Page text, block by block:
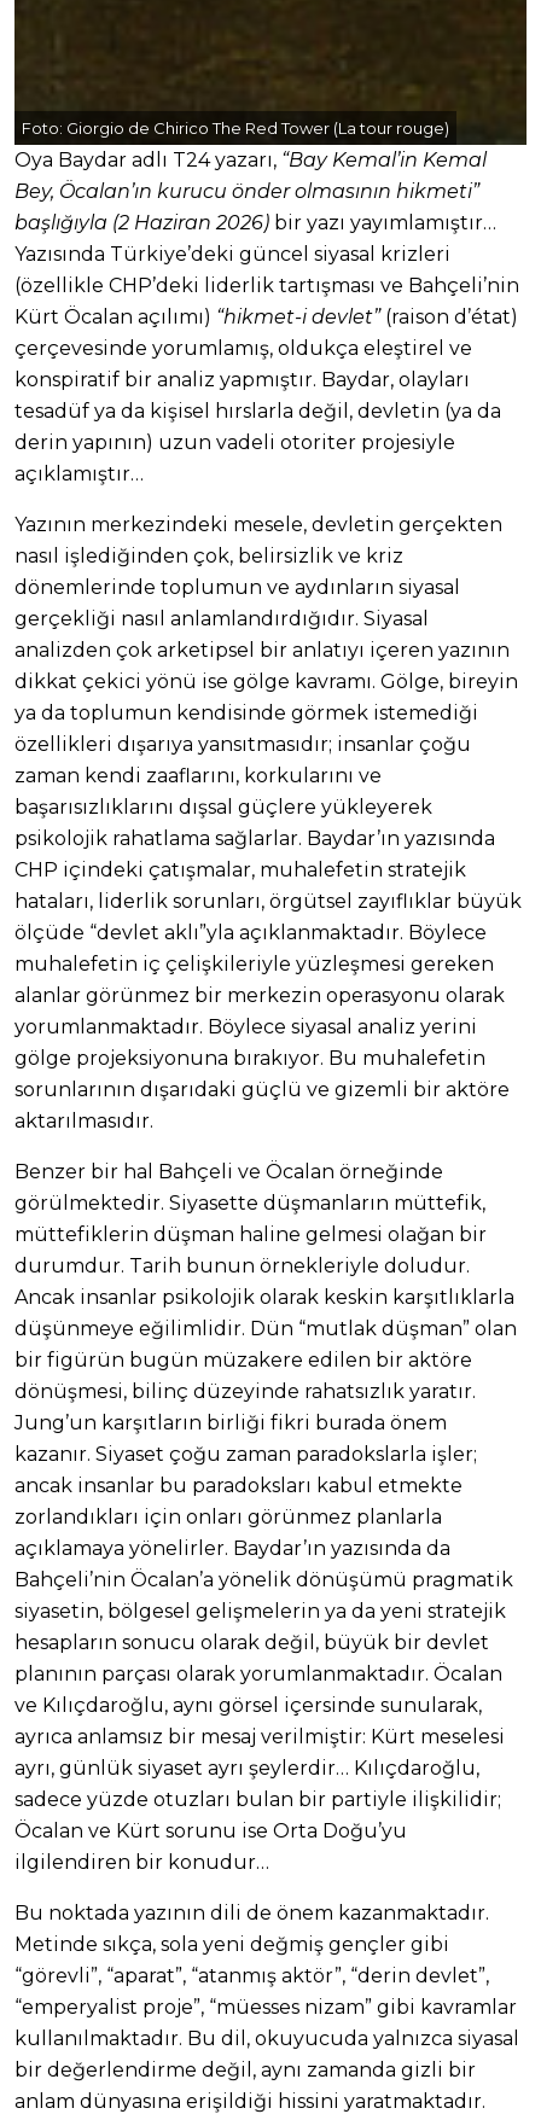
Foto: Giorgio de Chirico The Red Tower (La tour rouge)
Oya Baydar adlı T24 yazarı, “Bay Kemal’in Kemal
Bey, Öcalan’ın kurucu önder olmasının hikmeti”
başlığıyla (2 Haziran 2026) bir yazı yayımlamıştır…
Yazısında Türkiye’deki güncel siyasal krizleri
(özellikle CHP’deki liderlik tartışması ve Bahçeli’nin
Kürt Öcalan açılımı) “hikmet-i devlet”(raison d’état)
çerçevesinde yorumlamış, oldukça eleştirel ve
konspiratif bir analiz yapmıştır. Baydar, olayları
tesadüf ya da kişisel hırslarla değil, devletin (ya da
derin yapının) uzun vadeli otoriter projesiyle
açıklamıştır…
Yazının merkezindeki mesele, devletin gerçekten
nasıl işlediğinden çok, belirsizlik ve kriz
dönemlerinde toplumun ve aydınların siyasal
gerçekliği nasıl anlamlandırdığıdır. Siyasal
analizden çok arketipsel bir anlatıyı içeren yazının
dikkat çekici yönü ise gölge kavramı. Gölge, bireyin
ya da toplumun kendisinde görmek istemediği
özellikleri dışarıya yansıtmasıdır; insanlar çoğu
zaman kendi zaaflarını, korkularını ve
başarısızlıklarını dışsal güçlere yükleyerek
psikolojik rahatlama sağlarlar. Baydar’ın yazısında
CHP içindeki çatışmalar, muhalefetin stratejik
hataları, liderlik sorunları, örgütsel zayıflıklar büyük
ölçüde “devlet aklı”yla açıklanmaktadır. Böylece
muhalefetin iç çelişkileriyle yüzleşmesi gereken
alanlar görünmez bir merkezin operasyonu olarak
yorumlanmaktadır. Böylece siyasal analiz yerini
gölge projeksiyonuna bırakıyor. Bu muhalefetin
sorunlarının dışarıdaki güçlü ve gizemli bir aktöre
aktarılmasıdır.
Benzer bir hal Bahçeli ve Öcalan örneğinde
görülmektedir. Siyasette düşmanların müttefik,
müttefiklerin düşman haline gelmesi olağan bir
durumdur. Tarih bunun örnekleriyle doludur.
Ancak insanlar psikolojik olarak keskin karşıtlıklarla
düşünmeye eğilimlidir. Dün “mutlak düşman” olan
bir figürün bugün müzakere edilen bir aktöre
dönüşmesi, bilinç düzeyinde rahatsızlık yaratır.
Jung’un karşıtların birliği fikri burada önem
kazanır. Siyaset çoğu zaman paradokslarla işler;
ancak insanlar bu paradoksları kabul etmekte
zorlandıkları için onları görünmez planlarla
açıklamaya yönelirler. Baydar’ın yazısında da
Bahçeli’nin Öcalan’a yönelik dönüşümü pragmatik
siyasetin, bölgesel gelişmelerin ya da yeni stratejik
hesapların sonucu olarak değil, büyük bir devlet
planının parçası olarak yorumlanmaktadır. Öcalan
ve Kılıçdaroğlu, aynı görsel içersinde sunularak,
ayrıca anlamsız bir mesaj verilmiştir: Kürt meselesi
ayrı, günlük siyaset ayrı şeylerdir… Kılıçdaroğlu,
sadece yüzde otuzları bulan bir partiyle ilişkilidir;
Öcalan ve Kürt sorunu ise Orta Doğu’yu
ilgilendiren bir konudur…
Bu noktada yazının dili de önem kazanmaktadır.
Metinde sıkça, sola yeni değmiş gençler gibi
“görevli”, “aparat”, “atanmış aktör”, “derin devlet”,
“emperyalist proje”, “müesses nizam” gibi kavramlar
kullanılmaktadır. Bu dil, okuyucuda yalnızca siyasal
bir değerlendirme değil, aynı zamanda gizli bir
anlam dünyasına erişildiği hissini yaratmaktadır.